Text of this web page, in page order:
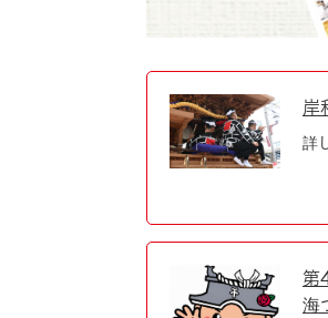
道路・河川・交通 岸
詳
第
海